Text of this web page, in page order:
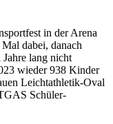
in der Arena
dabei, danach
lang nicht
wieder 938 Kinder
Leichtathletik-Oval
Schüler-